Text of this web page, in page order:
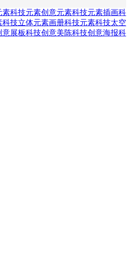
素科技元素创意元素科技元素插画科
科技立体元素画册科技元素科技太空
意展板科技创意美陈科技创意海报科